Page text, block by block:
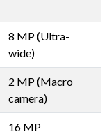
8 MP (Ultra-
wide)
2 MP (Macro
camera)
16 MP